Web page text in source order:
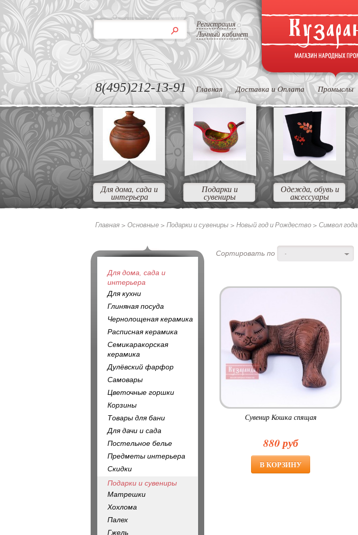
Регистрация
Личный кабинет
8(495)212-13-91 Главная Доставка и Оплата Промыслы
Для дома, сада и
интерьера
Подарки и
сувениры
Одежда, обувь и
аксессуары
Главная > Основные > Подарки и сувениры > Новый год и Рождество > Символ года
Сортировать по -
Сувенир Кошка спящая
880 руб
Для дома, сада и
интерьера
Для кухни
Глиняная посуда
Чернолощеная керамика
Расписная керамика
Семикаракорская
керамика
Дулёвский фарфор
Самовары
Цветочные горшки
Корзины
Товары для бани
Для дачи и сада
Постельное белье
Предметы интерьера
Скидки
Подарки и сувениры
Матрешки
Хохлома
Палех
Гжель